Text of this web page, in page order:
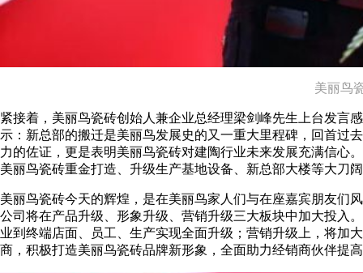
美丽鸟
紧接着，美丽鸟瓷砖创始人兼企业总经理梁剑峰先生上台发言
示：新总部的搬迁是美丽鸟发展史的又一重大里程碑，回首过
力的佐证，更是表明美丽鸟瓷砖对建陶行业未来发展充满信心
美丽鸟瓷砖重金打造、升级生产基地设备、新总部大楼等大刀
美丽鸟瓷砖今天的辉煌，是在美丽鸟家人们与在座嘉宾朋友们
公司将在产品升级、形象升级、营销升级三大板块中加大投入
业到终端店面、员工、生产实现全面升级；营销升级上，将加
商，积极打造美丽鸟瓷砖品牌新形象，全面助力经销商伙伴提